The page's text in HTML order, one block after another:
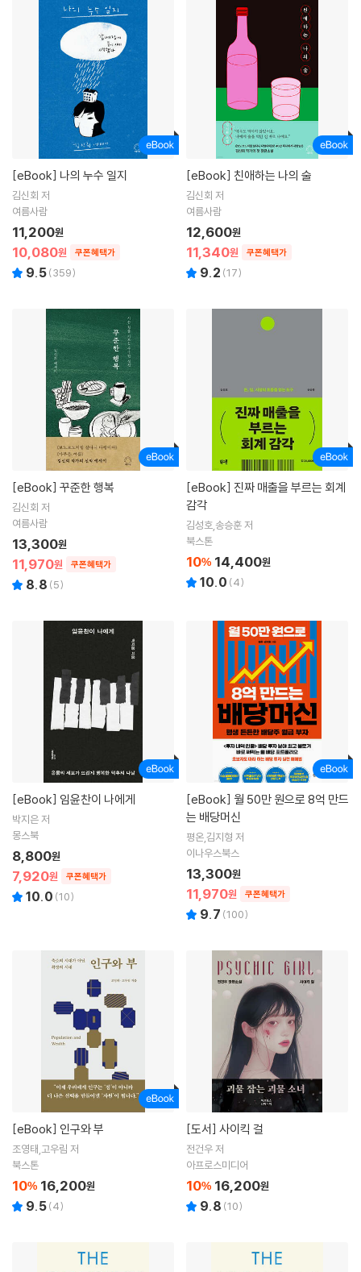
[eBook] 나의 누수 일지
김신회 저
여름사람
10,080원 쿠폰혜택가
11,200원
9.5(359)
[eBook] 친애하는 나의 술
김신회 저
여름사람
11,340원 쿠폰혜택가
12,600원
9.2 (17)
[eBook] 꾸준한 행복
김신회 저
여름사람
11,970원 쿠폰혜택가
13,300원
8.8 (5)
[eBook]
감각
김성호,송승훈 저
북스톤
10% 14,400원
10.0 (4)
[eBook] 임윤찬이 나에게
박지은 저
몽스북
7,920원 쿠폰혜택가
8,800원
10.0 (10)
[eBook]
는 배당머신
평온,김지형 저
이나우스북스
11,970원 쿠폰혜택가
13,300원
9.7 (100)
[eBook] 인구와 부
조영태,고우림 저
북스톤
10% 16,200원
9.5(4)
[도서] 사이킥 걸
전건우 저
아프로스미디어
10% 16,200원
9.8 (10)